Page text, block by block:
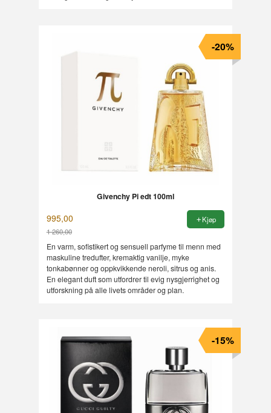
Givenchy Pi edt 100ml
995,00
1 260,00
Rabatt
-20%
Kjøp
En varm, sofistikert og sensuell parfyme til menn med
maskuline tredufter, kremaktig vanilje, myke
tonkabønner og oppkvikkende neroli, sitrus og anis.
En elegant duft som utfordrer til evig nysgjerrighet og
utforskning på alle livets områder og plan.
-15%